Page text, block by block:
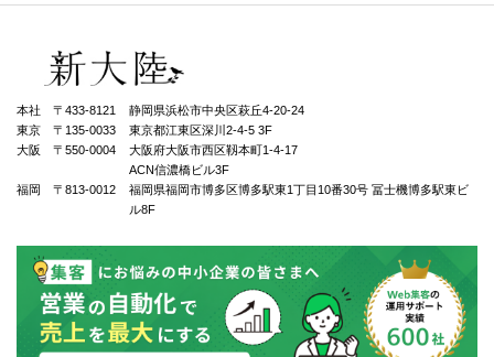
本社 〒433-8121
静岡県浜松市中央区萩丘4-20-24
東京 〒135-0033
東京都江東区深川2-4-5 3F
大阪 〒550-0004
⼤阪府⼤阪市⻄区靱本町1-4-17
ACN信濃橋ビル3F
福岡 〒813-0012
福岡県福岡市博多区博多駅東1丁⽬10番30号 冨士機博多駅東ビ
ル8F